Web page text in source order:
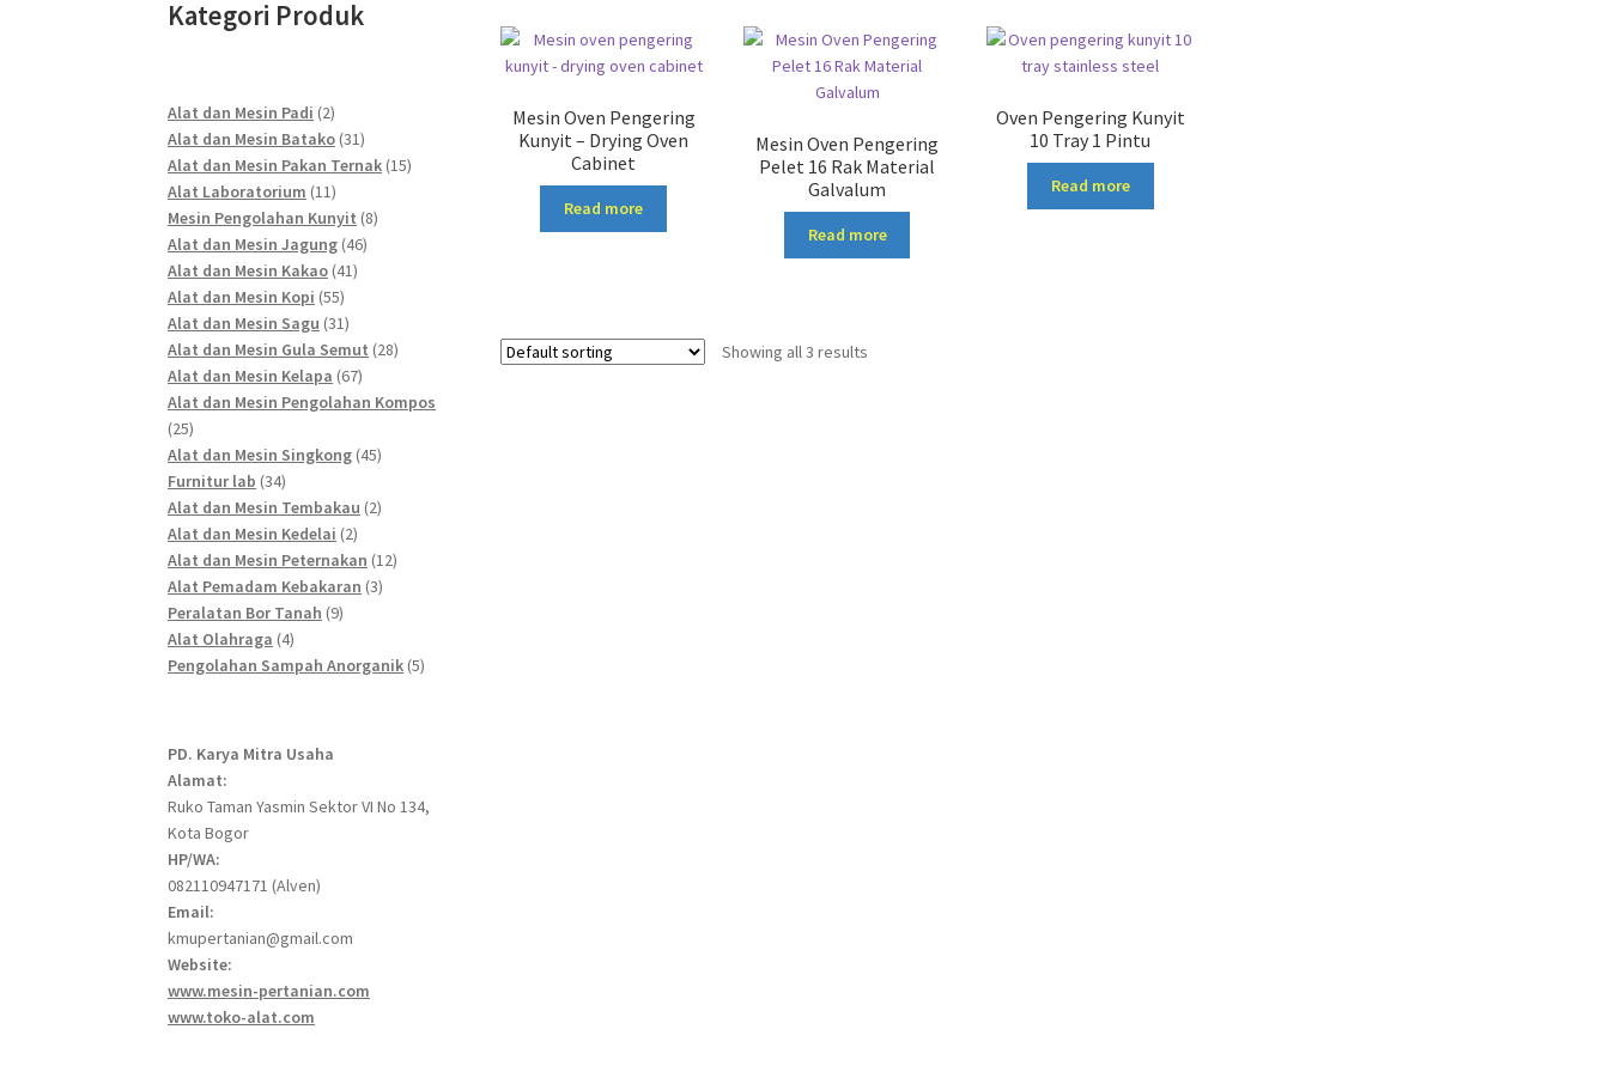
Mesin Oven Pengering
Kunyit – Drying Oven
Cabinet
Read more
Mesin Oven Pengering
Pelet 16 Rak Material
Galvalum
Read more
Oven Pengering Kunyit
10 Tray 1 Pintu
Read more
Showing all 3 results
Kategori Produk
Alat dan Mesin Padi 22
products
Alat dan Mesin Batako 3131
products
Alat dan Mesin Pakan Ternak 1515
Alat Laboratorium 1111
products
Mesin Pengolahan Kunyit 88
Alat dan Mesin Jagung 4646
Alat dan Mesin Kakao 4141
Alat dan Mesin Kopi 5555
products
Alat dan Mesin Sagu 3131
products
Alat dan Mesin Gula Semut 2828
Alat dan Mesin Kelapa 6767
products
Alat dan Mesin Pengolahan Kompos
2525
products
Alat dan Mesin Singkong 4545
Furnitur lab 3434
products
Alat dan Mesin Tembakau 22
Alat dan Mesin Kedelai 22
products
Alat dan Mesin Peternakan 1212
Alat Pemadam Kebakaran 33
Peralatan Bor Tanah 99
Alat Olahraga 44
products
Pengolahan Sampah Anorganik 55
PD. Karya Mitra Usaha
Alamat:
Ruko Taman Yasmin Sektor VI No 134,
Kota Bogor
HP/WA:
082110947171 (Alven)
Email:
kmupertanian@gmail.com
Website:
www.mesin-pertanian.com
www.toko-alat.com